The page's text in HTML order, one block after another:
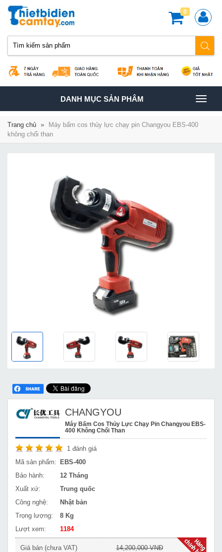
0
TOGGLE
NAVIGATION
DANH MỤC SẢN PHÂM
Trang chủ »
Máy bấm cos thủy lực chạy pin Changyou EBS-400
không chổi than
CHANGYOU
Máy Bấm Cos Thủy Lực Chạy Pin Changyou EBS-
400 Không Chổi Than
1 đánh giá
Mã sản phẩm:
EBS-400
Bảo hành:
12 Tháng
Xuất xứ:
Trung quốc
Công nghệ:
Nhật bản
Trọng lượng:
8 Kg
Lượt xem:
1184
Giá bán (chưa VAT)
14,200,000 VNĐ